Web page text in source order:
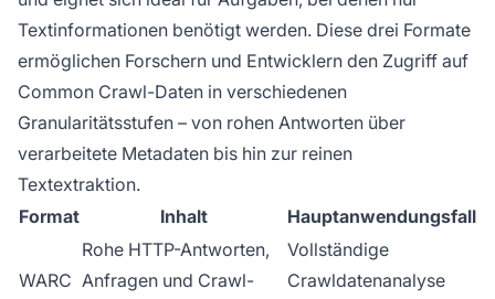
Textinformationen benötigt werden. Diese drei Formate
ermöglichen Forschern und Entwicklern den Zugriff auf
Common Crawl-Daten in verschiedenen
Granularitätsstufen – von rohen Antworten über
verarbeitete Metadaten bis hin zur reinen
Textextraktion.
Format
Inhalt Hauptanwendungsfall
WARC
Rohe HTTP-Antworten,
Anfragen und Crawl-
Vollständige
Crawldatenanalyse